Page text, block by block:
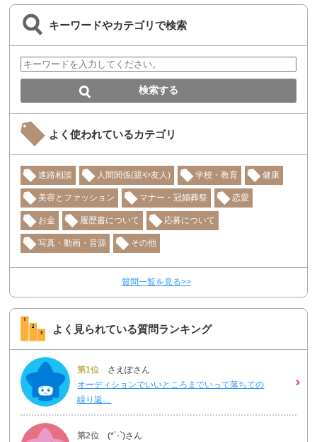
キーワードやカテゴリで検索
よく使われているカテゴリ
進路相談 人間関係(親や友人) 学校・教育 健康
美容とファッション マナー・冠婚葬祭 恋愛
お金 履歴書について 応募について
写真・動画・音源 その他
質問一覧を見る>>
よく見られている質問ランキング
第1位 さえぽさん
オーディションでいいところまでいって落ちての
繰り返…
第2位 (*´-`)さん